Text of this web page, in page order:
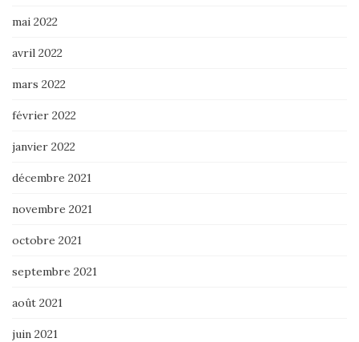
mai 2022
avril 2022
mars 2022
février 2022
janvier 2022
décembre 2021
novembre 2021
octobre 2021
septembre 2021
août 2021
juin 2021